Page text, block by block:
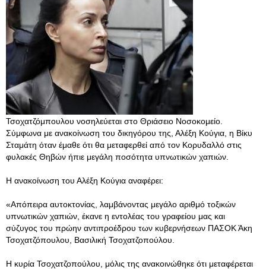
Τσοχατζόμπουλου νοσηλεύεται στο Θριάσειο Νοσοκομείο.
Σύμφωνα με ανακοίνωση του δικηγόρου της, Αλέξη Κούγια, η Βίκυ
Σταμάτη όταν έμαθε ότι θα μεταφερθεί από τον Κορυδαλλό στις
φυλακές Θηβών ήπιε μεγάλη ποσότητα υπνωτικών χαπιών.
Η ανακοίνωση του Αλέξη Κούγια αναφέρει:
«Απόπειρα αυτοκτονίας, λαμβάνοντας μεγάλο αριθμό τοξικών
υπνωτικών χαπιών, έκανε η εντολέας του γραφείου μας και
σύζυγος του πρώην αντιπροέδρου των κυβερνήσεων ΠΑΣΟΚ Άκη
Τσοχατζόπουλου, Βασιλική Τσοχατζοπούλου.
Η κυρία Τσοχατζοπούλου, μόλις της ανακοινώθηκε ότι μεταφέρεται